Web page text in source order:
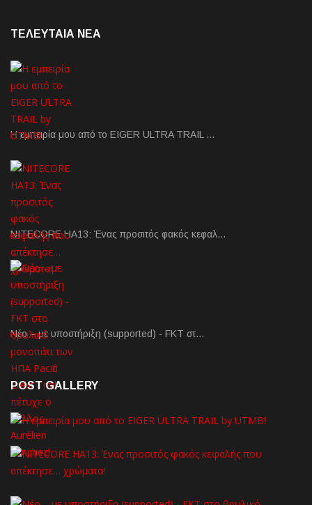
ΤΕΛΕΥΤΑΙΑ NEA
Η εμπειρία μου από το EIGER ULTRA TRAIL …
NITECORE HA13: Ένας προσιτός φακός κεφαλ…
Νέο – με υποστήριξη (supported) - FKT στ…
POST GALLERY